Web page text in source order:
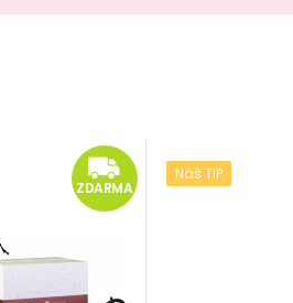
ZDARMA
ZDARMA
Náš TIP